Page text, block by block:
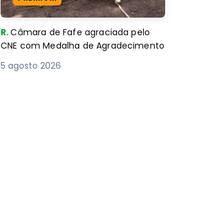
R.Câmara de Fafe agraciada pelo
CNE com Medalha de Agradecimento
5 agosto 2026